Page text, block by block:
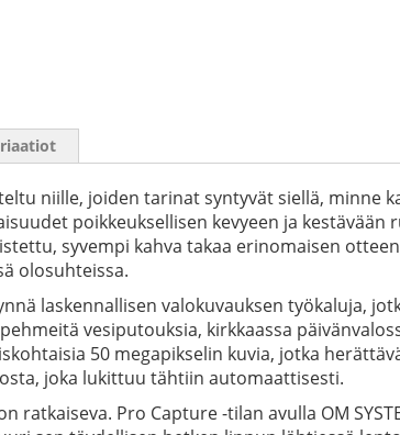
niille, joiden tarinat syntyvät siellä, minne
poikkeuksellisen kevyeen ja
syvempi kahva takaa erinomaisen
olosuhteissa.
laskennallisen valokuvauksen työkaluja,
vesiputouksia, kirkkaassa
50 megapikselin kuvia, jotka
joka lukittuu tähtiin automaattisesti.
Pro Capture -tilan avulla OM